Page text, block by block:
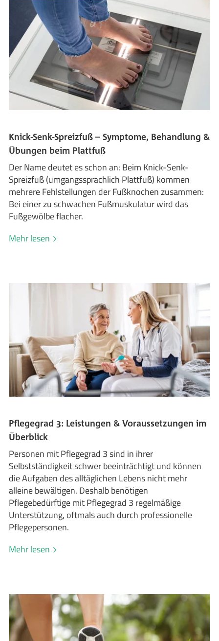
Knick-Senk-Spreizfuß – Symptome, Behandlung &
Übungen beim Plattfuß
Der Name deutet es schon an: Beim Knick-Senk-
Spreizfuß (umgangssprachlich Plattfuß) kommen
mehrere Fehlstellungen der Fußknochen zusammen:
Bei einer zu schwachen Fußmuskulatur wird das
Fußgewölbe flacher.
Mehr lesen
Pflegegrad 3: Leistungen & Voraussetzungen im
Überblick
Personen mit Pflegegrad 3 sind in ihrer
Selbstständigkeit schwer beeinträchtigt und können
die Aufgaben des alltäglichen Lebens nicht mehr
alleine bewältigen. Deshalb benötigen
Pflegebedürftige mit Pflegegrad 3 regelmäßige
Unterstützung, oftmals auch durch professionelle
Pflegepersonen.
Mehr lesen